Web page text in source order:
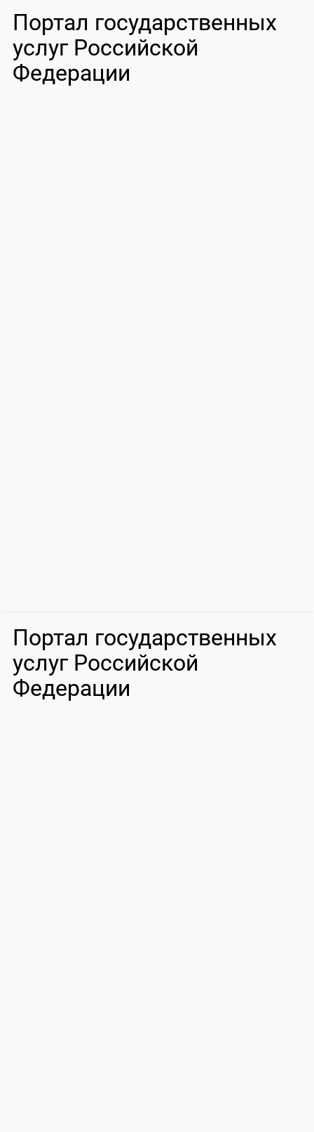
Портал государственных
услуг Российской
Федерации
Портал государственных
услуг Российской
Федерации